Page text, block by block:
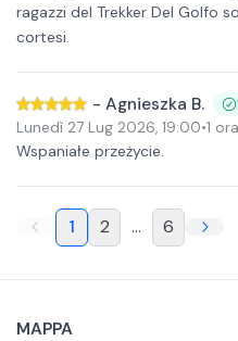
ragazzi del Trekker Del Golfo
cortesi.
- Agnieszka B.
Lunedì 27 Lug 2026, 19:00•1
Wspaniałe przeżycie.
1 2 ... 6
MAPPA